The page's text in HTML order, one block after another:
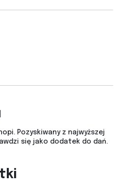
Pozyskiwany z najwyższej
się jako dodatek do dań.